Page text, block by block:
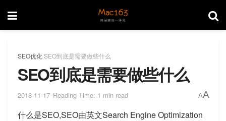
SEO优化SEO到底是需要做些什么
SEO到底是需要做些什么
2018-11-17 Reading Time: 1 min read AA
什么是SEO,SEO由英文Search Engine Optimization